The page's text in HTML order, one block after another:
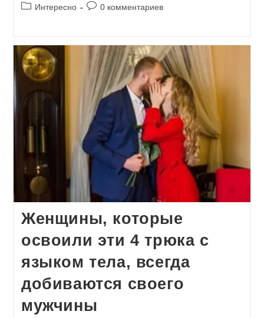
Рубрика
Интересно
Комментарии
0 комментариев
Женщины, которые
освоили эти 4 трюка с
языком тела, всегда
добиваются своего
мужчины